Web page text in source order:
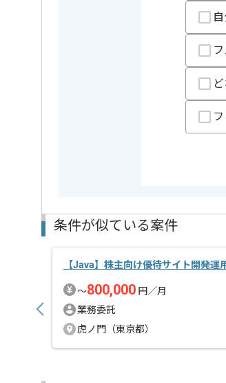
担当領域/
ITアウトソーシング事業、映像制
今回は某製造業向け国内基幹シス
Javaを用いた開発経験を活かした
条件が似ている案件
【Java】株主向け優待サイト開発運
〜800,000 円／月
業務委託
虎ノ門（東京都）